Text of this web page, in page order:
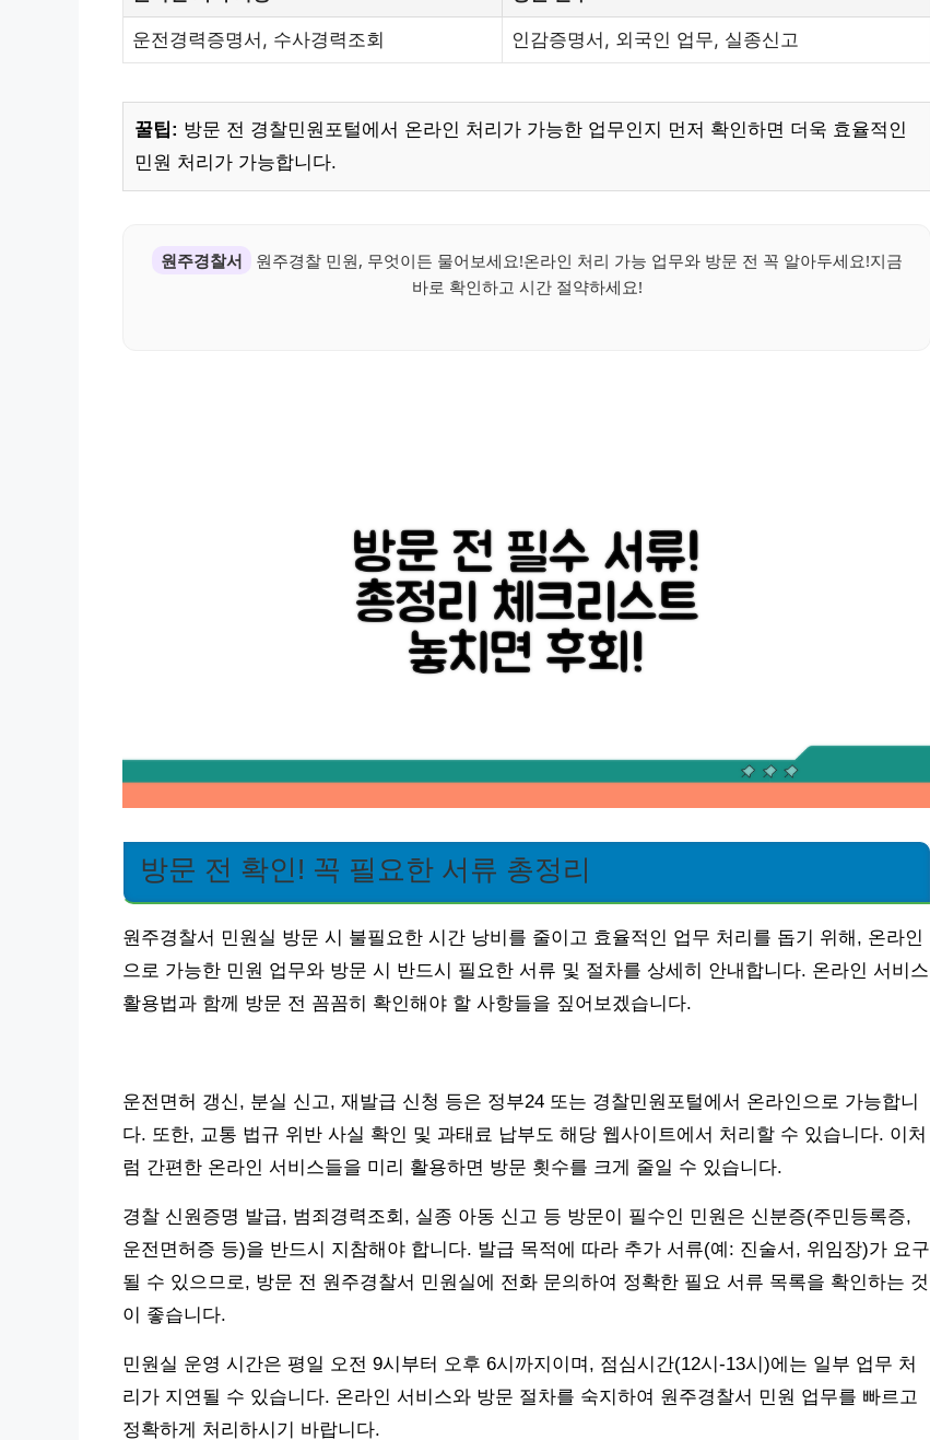
운전경력증명서, 수사경력조회 인감증명서, 외국인 업무, 실종신고
꿀팁: 방문 전 경찰민원포털에서 온라인 처리가 가능한 업무인지 먼저 확인하면 더욱 효율적인
민원 처리가 가능합니다.
원주경찰서
원주경찰 민원, 무엇이든 물어보세요!온라인 처리 가능 업무와 방문 전 꼭 알아두세요!지금
바로 확인하고 시간 절약하세요!
방문 전 확인! 꼭 필요한 서류 총정리
원주경찰서 민원실 방문 시 불필요한 시간 낭비를 줄이고 효율적인 업무 처리를 돕기 위해, 온라인
으로 가능한 민원 업무와 방문 시 반드시 필요한 서류 및 절차를 상세히 안내합니다. 온라인 서비스
활용법과 함께 방문 전 꼼꼼히 확인해야 할 사항들을 짚어보겠습니다.
운전면허 갱신, 분실 신고, 재발급 신청 등은 정부24 또는 경찰민원포털에서 온라인으로 가능합니
다. 또한, 교통 법규 위반 사실 확인 및 과태료 납부도 해당 웹사이트에서 처리할 수 있습니다. 이처
럼 간편한 온라인 서비스들을 미리 활용하면 방문 횟수를 크게 줄일 수 있습니다.
경찰 신원증명 발급, 범죄경력조회, 실종 아동 신고 등 방문이 필수인 민원은 신분증(주민등록증,
운전면허증 등)을 반드시 지참해야 합니다. 발급 목적에 따라 추가 서류(예: 진술서, 위임장)가 요구
될 수 있으므로, 방문 전 원주경찰서 민원실에 전화 문의하여 정확한 필요 서류 목록을 확인하는 것
이 좋습니다.
민원실 운영 시간은 평일 오전 9시부터 오후 6시까지이며, 점심시간(12시-13시)에는 일부 업무 처
리가 지연될 수 있습니다. 온라인 서비스와 방문 절차를 숙지하여 원주경찰서 민원 업무를 빠르고
정확하게 처리하시기 바랍니다.